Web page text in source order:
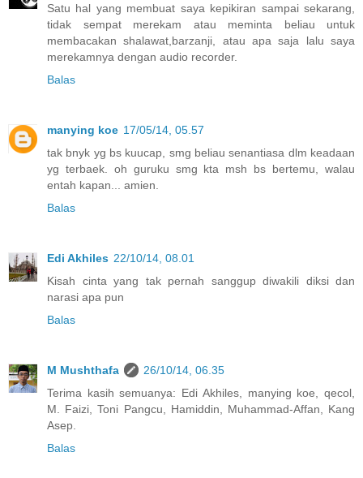
Satu hal yang membuat saya kepikiran sampai sekarang,
tidak sempat merekam atau meminta beliau untuk
membacakan shalawat,barzanji, atau apa saja lalu saya
merekamnya dengan audio recorder.
Balas
manying koe 17/05/14, 05.57
tak bnyk yg bs kuucap, smg beliau senantiasa dlm keadaan
yg terbaek. oh guruku smg kta msh bs bertemu, walau
entah kapan... amien.
Balas
Edi Akhiles 22/10/14, 08.01
Kisah cinta yang tak pernah sanggup diwakili diksi dan
narasi apa pun
Balas
M Mushthafa
26/10/14, 06.35
Terima kasih semuanya: Edi Akhiles, manying koe, qecol,
M. Faizi, Toni Pangcu, Hamiddin, Muhammad-Affan, Kang
Asep.
Balas